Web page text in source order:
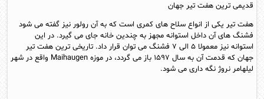
قدیمی ترین هفت تیر جهان
هفت تیر یکی از انواع سلاح های کمری است که به آن رولور نیز گفته می شود
فشنگ های آن داخل استوانه مجهز به چندین خانه جای می گیرد. در این
استوانه نیز معمولا ۵ الی ۷ فشنگ می توان قرار داد. تاریخی ترین هفت تیر
جهان که قدمت آن به سال ۱۵۹۷ باز می گردد، در موزه Maihaugen واقع در شهر
لیلهامر نروژ نگه داری می شود.